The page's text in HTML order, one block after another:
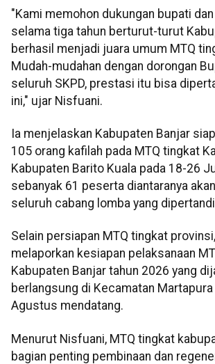
"Kami memohon dukungan bupati
selama tiga tahun berturut-turut
berhasil menjadi juara umum MTQ
Mudah-mudahan dengan dorongan
seluruh SKPD, prestasi itu bisa
ini," ujar Nisfuani.
Ia menjelaskan Kabupaten Banjar
105 orang kafilah pada MTQ tingkat
Kabupaten Barito Kuala pada 18-26
sebanyak 61 peserta diantaranya
seluruh cabang lomba yang
Selain persiapan MTQ tingkat
melaporkan kesiapan pelaksanaan
Kabupaten Banjar tahun 2026 yang
berlangsung di Kecamatan
Agustus mendatang.
Menurut Nisfuani, MTQ tingkat
bagian penting pembinaan dan